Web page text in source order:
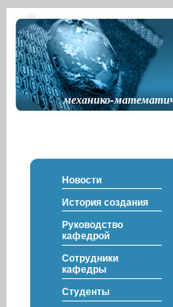
механико-
Новости
История создания
Руководство
кафедрой
Сотрудники
кафедры
Студенты